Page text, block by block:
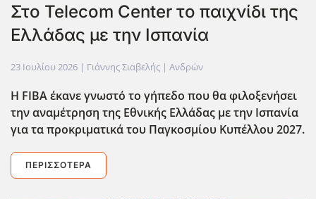
Στο Telecom Center το παιχνίδι της
Ελλάδας με την Ισπανία
23 Ιουλίου 2026 | Γιάννης Σιαβελής | Ανδρών
Η FIBA έκανε γνωστό το γήπεδο που θα φιλοξενήσει
την αναμέτρηση της Εθνικής Ελλάδας με την Ισπανία
για τα προκριματικά του Παγκοσμίου Κυπέλλου 2027.
ΠΕΡΙΣΣΌΤΕΡΑ